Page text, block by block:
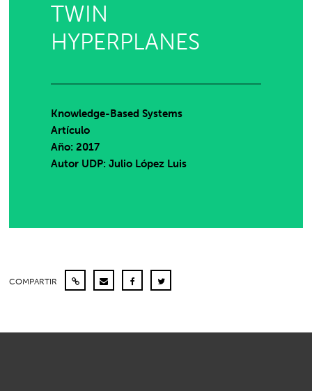
TWIN
HYPERPLANES
Knowledge-Based Systems
Artículo
Año: 2017
Autor UDP:Julio López Luis
COMPARTIR